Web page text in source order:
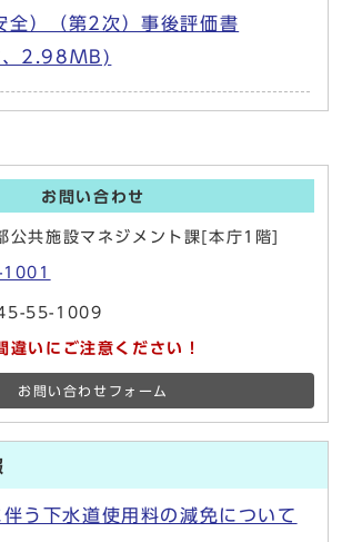
全）（第2次）事後評価書
、2.98MB)
お問い合わせ
公共施設マネジメント課[本庁1階]
55-1009
違いにご注意ください！
お問い合わせフォーム
う下水道使用料の減免について